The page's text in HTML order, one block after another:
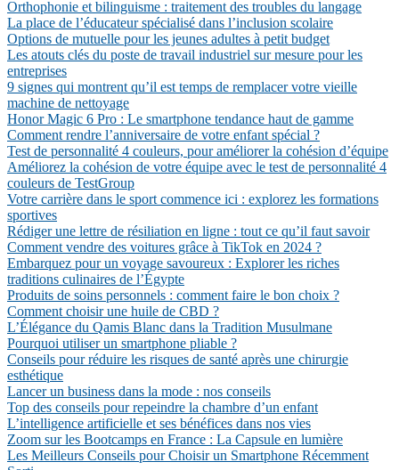
Orthophonie et bilinguisme : traitement des troubles du langage
La place de l’éducateur spécialisé dans l’inclusion scolaire
Options de mutuelle pour les jeunes adultes à petit budget
Les atouts clés du poste de travail industriel sur mesure pour les
entreprises
9 signes qui montrent qu’il est temps de remplacer votre vieille
machine de nettoyage
Honor Magic 6 Pro : Le smartphone tendance haut de gamme
Comment rendre l’anniversaire de votre enfant spécial ?
Test de personnalité 4 couleurs, pour améliorer la cohésion d’équipe
Améliorez la cohésion de votre équipe avec le test de personnalité 4
couleurs de TestGroup
Votre carrière dans le sport commence ici : explorez les formations
sportives
Rédiger une lettre de résiliation en ligne : tout ce qu’il faut savoir
Comment vendre des voitures grâce à TikTok en 2024 ?
Embarquez pour un voyage savoureux : Explorer les riches
traditions culinaires de l’Égypte
Produits de soins personnels : comment faire le bon choix ?
Comment choisir une huile de CBD ?
L’Élégance du Qamis Blanc dans la Tradition Musulmane
Pourquoi utiliser un smartphone pliable ?
Conseils pour réduire les risques de santé après une chirurgie
esthétique
Lancer un business dans la mode : nos conseils
Top des conseils pour repeindre la chambre d’un enfant
L’intelligence artificielle et ses bénéfices dans nos vies
Zoom sur les Bootcamps en France : La Capsule en lumière
Les Meilleurs Conseils pour Choisir un Smartphone Récemment